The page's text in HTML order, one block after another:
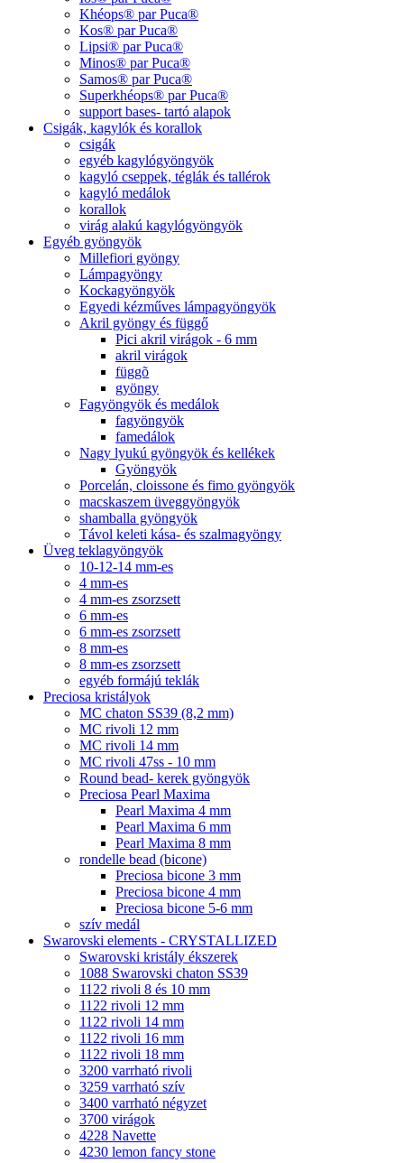
Khéops® par Puca®
Kos® par Puca®
Lipsi® par Puca®
Minos® par Puca®
Samos® par Puca®
Superkhéops® par Puca®
support bases- tartó alapok
Csigák, kagylók és korallok
csigák
egyéb kagylógyöngyök
kagyló cseppek, téglák és tallérok
kagyló medálok
korallok
virág alakú kagylógyöngyök
Egyéb gyöngyök
Millefiori gyöngy
Lámpagyöngy
Kockagyöngyök
Egyedi kézműves lámpagyöngyök
Akril gyöngy és függő
Pici akril virágok - 6 mm
akril virágok
függõ
gyöngy
Fagyöngyök és medálok
fagyöngyök
famedálok
Nagy lyukú gyöngyök és kellékek
Gyöngyök
Porcelán, cloissone és fimo gyöngyök
macskaszem üveggyöngyök
shamballa gyöngyök
Távol keleti kása- és szalmagyöngy
Üveg teklagyöngyök
10-12-14 mm-es
4 mm-es
4 mm-es zsorzsett
6 mm-es
6 mm-es zsorzsett
8 mm-es
8 mm-es zsorzsett
egyéb formájú teklák
Preciosa kristályok
MC chaton SS39 (8,2 mm)
MC rivoli 12 mm
MC rivoli 14 mm
MC rivoli 47ss - 10 mm
Round bead- kerek gyöngyök
Preciosa Pearl Maxima
Pearl Maxima 4 mm
Pearl Maxima 6 mm
Pearl Maxima 8 mm
rondelle bead (bicone)
Preciosa bicone 3 mm
Preciosa bicone 4 mm
Preciosa bicone 5-6 mm
szív medál
Swarovski elements - CRYSTALLIZED
Swarovski kristály ékszerek
1088 Swarovski chaton SS39
1122 rivoli 8 és 10 mm
1122 rivoli 12 mm
1122 rivoli 14 mm
1122 rivoli 16 mm
1122 rivoli 18 mm
3200 varrható rivoli
3259 varrható szív
3400 varrható négyzet
3700 virágok
4228 Navette
4230 lemon fancy stone